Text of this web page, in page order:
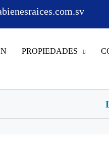
PROPIEDADES